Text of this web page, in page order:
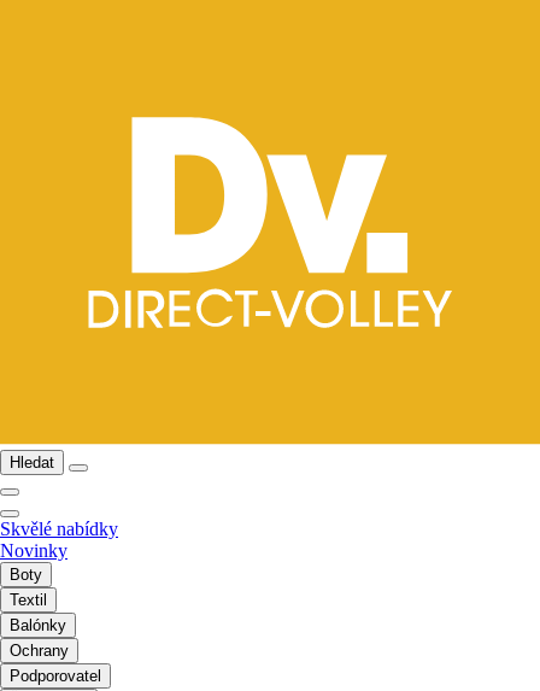
Hledat
Skvělé nabídky
Novinky
Boty
Textil
Balónky
Ochrany
Podporovatel